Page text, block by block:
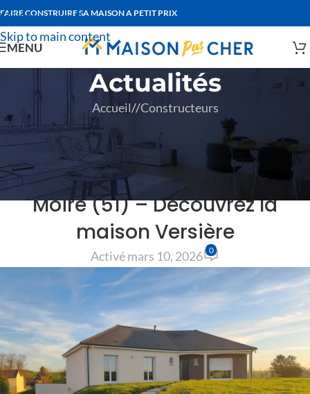
Skip to navigation
Skip to main content
FAIRE CONSTRUIRE SA MAISON A PETIT PRIX
MENU
Actualités
Accueil/ Constructeurs
14 mars : Journée portes
ouvertes à Saint-Jean-sur-
Moire (51) – Découvrez la
maison Versière
Activé mars 10, 2026 0